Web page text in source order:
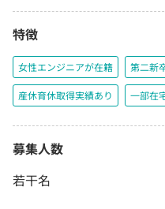
特徴
女性エンジニアが在籍 第二新
産休育休取得実績あり 一部在
募集人数
若干名